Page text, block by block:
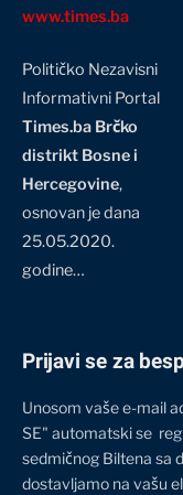
www.times.ba
Političko Nezavisni
Informativni Portal
Times.ba Brčko
distrikt Bosne i
Hercegovine,
osnovan je dana
25.05.2020.
godine…
Prijavi se za
Unosom vaše e-mail
SE" automatski se
sedmičnog Biltena sa
dostavljamo na vašu